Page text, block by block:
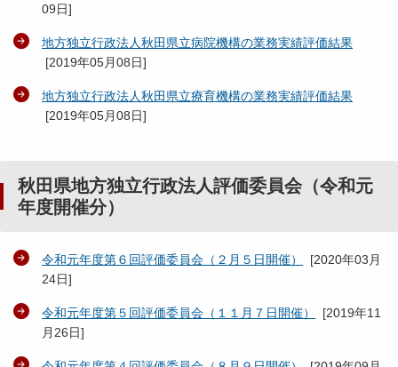
09日]
地方独立行政法人秋田県立病院機構の業務実績評価結果
[2019年05月08日]
地方独立行政法人秋田県立療育機構の業務実績評価結果
[2019年05月08日]
秋田県地方独立行政法人評価委員会（令和元
年度開催分）
令和元年度第６回評価委員会（２月５日開催） [2020年03月
24日]
令和元年度第５回評価委員会（１１月７日開催） [2019年11
月26日]